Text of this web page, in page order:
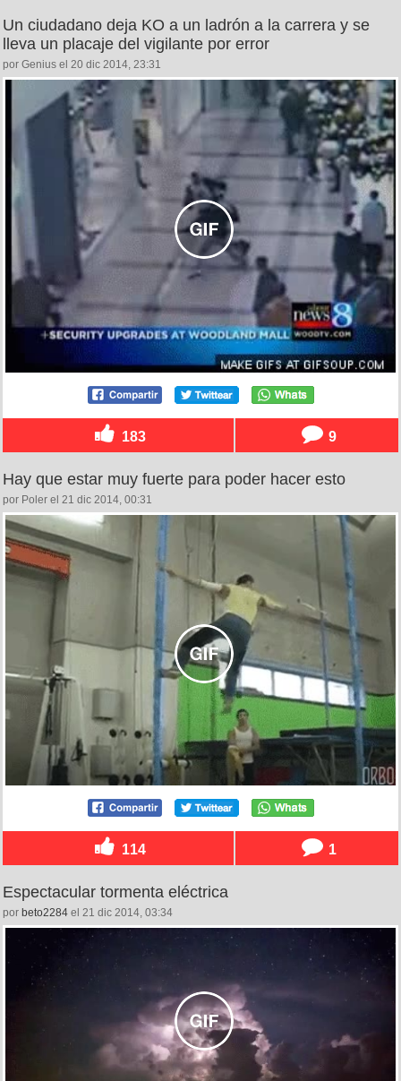
Un ciudadano deja KO a un ladrón a la carrera y se
lleva un placaje del vigilante por error
por Genius el 20 dic 2014, 23:31
183 9
Hay que estar muy fuerte para poder hacer esto
por Poler el 21 dic 2014, 00:31
114 1
Espectacular tormenta eléctrica
por beto2284 el 21 dic 2014, 03:34